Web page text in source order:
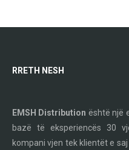
RRETH NESH
EMSH Distribution është një
bazë të eksperiencës 30
kompani vjen tek klientët e